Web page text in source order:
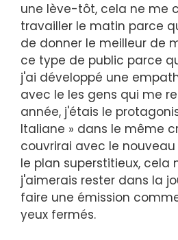
une lève-tôt, cela ne me
travailler le matin parce
de donner le meilleur de
ce type de public parce
j'ai développé une
avec le les gens qui me
année, j'étais le
Italiane » dans le même
couvrirai avec le
le plan superstitieux, cela
j'aimerais rester dans la
faire une émission
yeux fermés.